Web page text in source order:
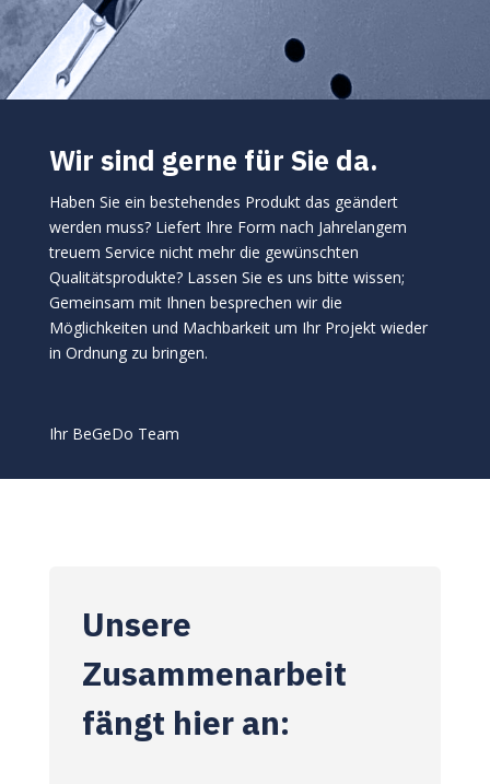
Wir sind gerne für Sie da.
Haben Sie ein bestehendes Produkt das geändert
werden muss? Liefert Ihre Form nach Jahrelangem
treuem Service nicht mehr die gewünschten
Qualitätsprodukte? Lassen Sie es uns bitte wissen;
Gemeinsam mit Ihnen besprechen wir die
Möglichkeiten und Machbarkeit um Ihr Projekt wieder
in Ordnung zu bringen.
Ihr BeGeDo Team
Unsere
Zusammenarbeit
fängt hier an: